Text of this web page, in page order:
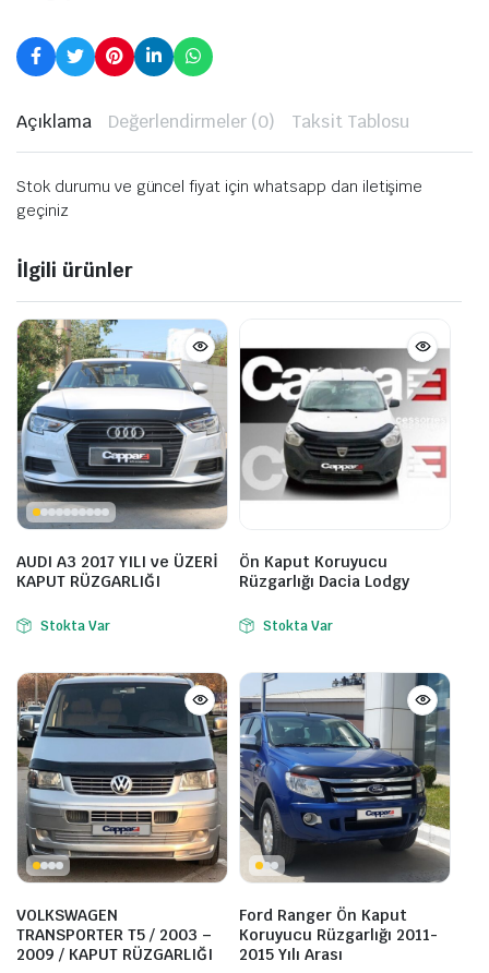
Açıklama Değerlendirmeler (0) Taksit Tablosu
Stok durumu ve güncel fiyat için whatsapp dan iletişime
geçiniz
İlgili ürünler
AUDI A3 2017 YILI ve ÜZERİ
KAPUT RÜZGARLIĞI
Stokta Var
Ön Kaput Koruyucu
Rüzgarlığı Dacia Lodgy
Stokta Var
VOLKSWAGEN
TRANSPORTER T5 / 2003 –
2009 / KAPUT RÜZGARLIĞI
Ford Ranger Ön Kaput
Koruyucu Rüzgarlığı 2011-
2015 Yılı Arası